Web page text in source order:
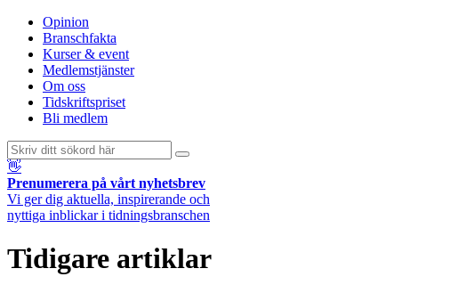
Opinion
Branschfakta
Kurser & event
Medlemstjänster
Om oss
Tidskriftspriset
Bli medlem
👋
Prenumerera på vårt nyhetsbrev
Vi ger dig aktuella, inspirerande och
nyttiga inblickar i tidningsbranschen
Tidigare artiklar